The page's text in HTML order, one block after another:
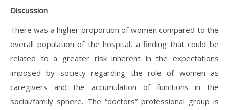
Discussion
There was a higher proportion of women compared to the
overall population of the hospital, a finding that could be
related to a greater risk inherent in the expectations
imposed by society regarding the role of women as
caregivers and the accumulation of functions in the
social/family sphere. The “doctors” professional group is